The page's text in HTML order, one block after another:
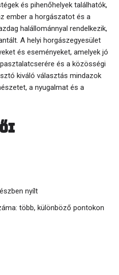
és pihenőhelyek találhatók,
ember a horgászatot és a
halállománnyal rendelkezik,
A helyi horgászegyesület
és eseményeket, amelyek jó
és a közösségi
kiváló választás mindazok
a nyugalmat és a
nyílt
több, különböző pontokon